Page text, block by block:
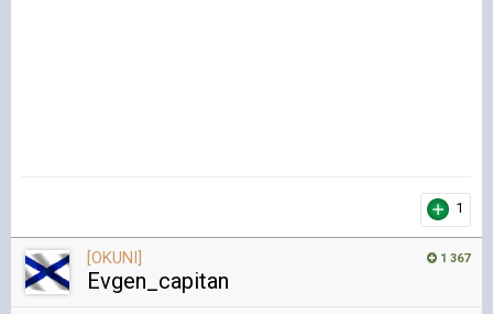
1
1 367
[OKUNI]
Evgen_capitan